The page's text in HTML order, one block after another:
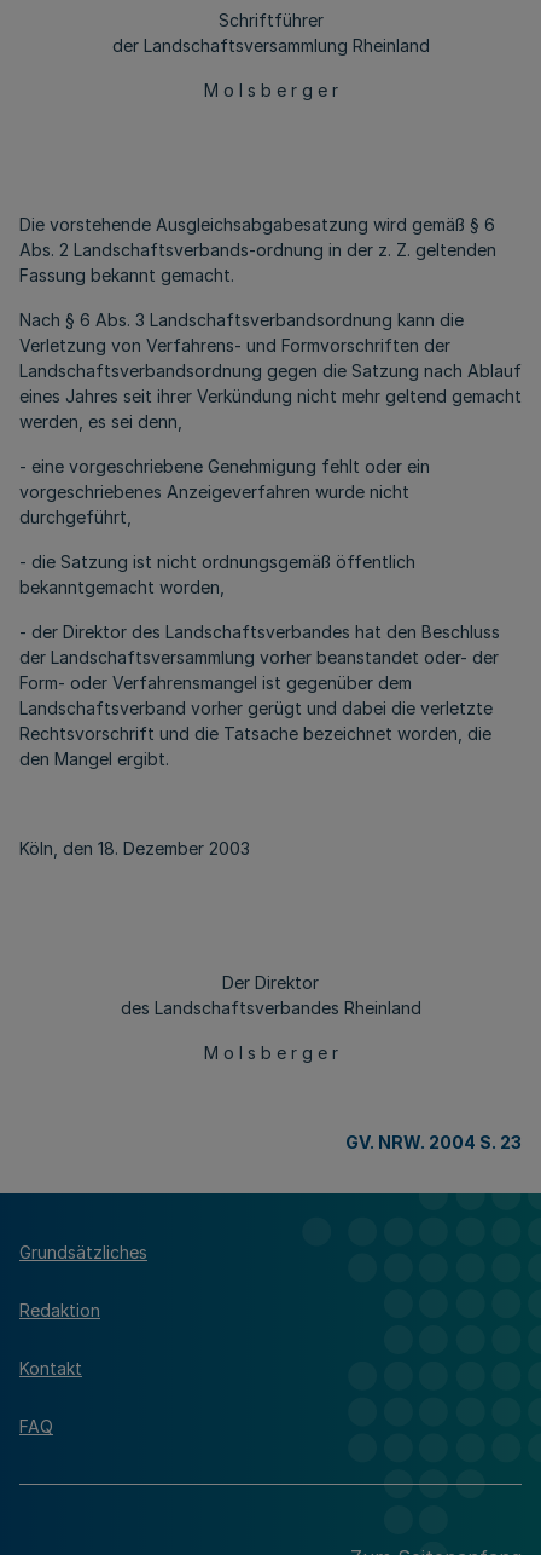
Schriftführer
der Landschaftsversammlung Rheinland
M o l s b e r g e r
Die vorstehende Ausgleichsabgabesatzung wird gemäß § 6
Abs. 2 Landschaftsverbands-ordnung in der z. Z. geltenden
Fassung bekannt gemacht.
Nach § 6 Abs. 3 Landschaftsverbandsordnung kann die
Verletzung von Verfahrens- und Formvorschriften der
Landschaftsverbandsordnung gegen die Satzung nach Ablauf
eines Jahres seit ihrer Verkündung nicht mehr geltend gemacht
werden, es sei denn,
- eine vorgeschriebene Genehmigung fehlt oder ein
vorgeschriebenes Anzeigeverfahren wurde nicht
durchgeführt,
- die Satzung ist nicht ordnungsgemäß öffentlich
bekanntgemacht worden,
- der Direktor des Landschaftsverbandes hat den Beschluss
der Landschaftsversammlung vorher beanstandet oder- der
Form- oder Verfahrensmangel ist gegenüber dem
Landschaftsverband vorher gerügt und dabei die verletzte
Rechtsvorschrift und die Tatsache bezeichnet worden, die
den Mangel ergibt.
Köln, den 18. Dezember 2003
Der Direktor
des Landschaftsverbandes Rheinland
M o l s b e r g e r
GV. NRW. 2004 S. 23
Grundsätzliches
Redaktion
Kontakt
FAQ